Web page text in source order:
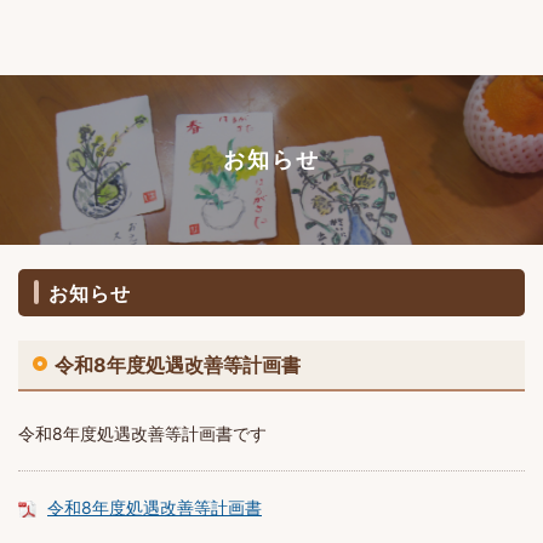
お知らせ
お知らせ
令和8年度処遇改善等計画書
令和8年度処遇改善等計画書です
令和8年度処遇改善等計画書